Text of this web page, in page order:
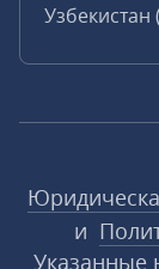
Узбекистан
и
Указанные